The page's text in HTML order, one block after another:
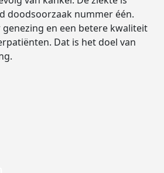
doodsoorzaak nummer één.
en een betere kwaliteit
Dat is het doel van